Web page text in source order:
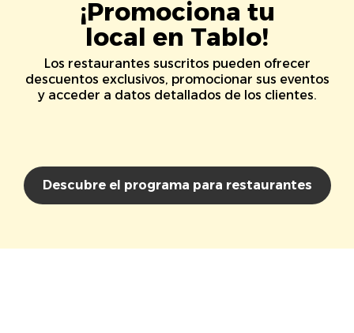
¡Promociona tu
local en Tablo!
Los restaurantes suscritos pueden ofrecer
descuentos exclusivos, promocionar sus eventos
y acceder a datos detallados de los clientes.
Descubre el programa para restaurantes